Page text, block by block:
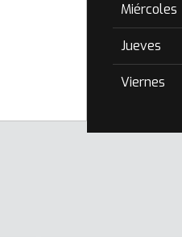
Miércoles
Jueves
Viernes